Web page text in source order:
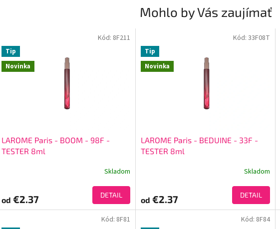
Mohlo by Vás zaujímať
Novinka
Tip
LAROME Paris - BOOM - 98F -
TESTER 8ml
Skladom
od €2.37 DETAIL
Kód: 8F211
Novinka
Tip
LAROME Paris - BEDUINE - 33F -
TESTER 8ml
Skladom
od €2.37 DETAIL
Kód: 33F08T
Kód: 8F81 Kód: 8F84